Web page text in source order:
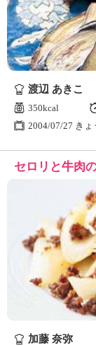
渡辺 あきこ
350kcal
2004/07/27 き
セロリと牛肉
加藤 奈弥